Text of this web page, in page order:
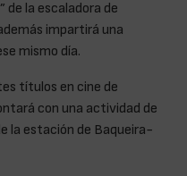
de la escaladora de
impartirá una
mismo día.
títulos en cine de
con una actividad de
la estación de Baqueira-